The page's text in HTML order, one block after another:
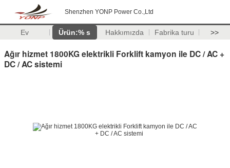
Shenzhen YONP Power Co.,Ltd
Ev Ürün:% s Hakkımızda Fabrika turu >>
Ağır hizmet 1800KG elektrikli Forklift kamyon ile DC / AC +
DC / AC sistemi